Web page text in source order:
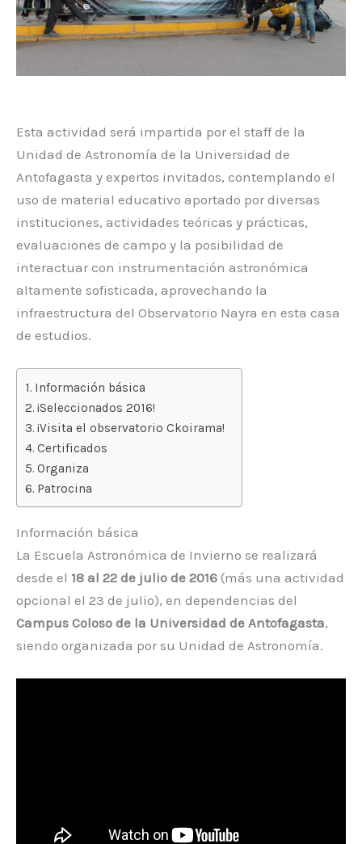
Esta actividad será impartida por el staff de la
Unidad de Astronomía de la Universidad de
Antofagasta y expertos invitados, contemplando el
uso de material educativo aportado por diversas
instituciones, actividades teóricas y prácticas,
evaluaciones de campo y la posibilidad de
interactuar con instrumentación astronómica
altamente sofisticada, aprovechando la
infraestructura del Observatorio Nayra en esta casa
de estudios.
Información básica
¡Seleccionados 2016!
¡Visita el observatorio Ckoirama!
Certificados
Organiza
Patrocina
Información básica
La Escuela Astronómica de Invierno se realizará
desde el 18 al 22 de julio de 2016 (más una actividad
opcional el 23 de julio), en dependencias del
Campus Coloso de la Universidad de Antofagasta,
siendo organizada por su Unidad de Astronomía.